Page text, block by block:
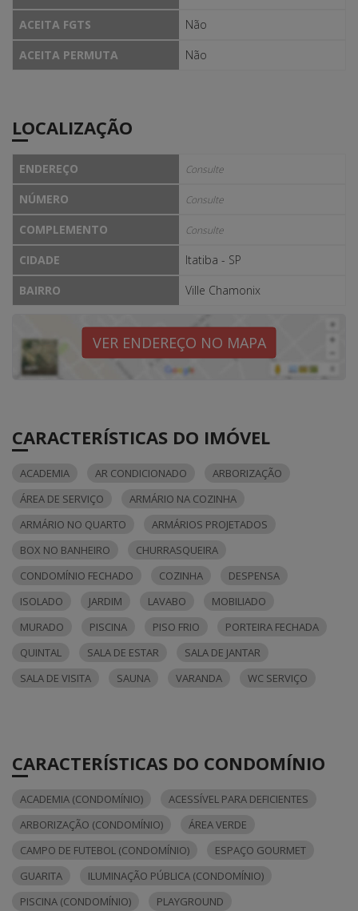
ACEITA FGTS
Não
ACEITA PERMUTA
Não
LOCALIZAÇÃO
ENDEREÇO Consulte
NÚMERO Consulte
COMPLEMENTO Consulte
CIDADE
Itatiba - SP
BAIRRO
Ville Chamonix
VER ENDEREÇO NO MAPA
CARACTERÍSTICAS DO IMÓVEL
ACADEMIA AR CONDICIONADO
ARBORIZAÇÃO
ÁREA DE SERVIÇO
ARMÁRIO NA COZINHA
ARMÁRIO NO QUARTO
ARMÁRIOS PROJETADOS
BOX NO BANHEIRO
CHURRASQUEIRA
CONDOMÍNIO FECHADO
COZINHA
DESPENSA
ISOLADO
JARDIM LAVABO
MOBILIADO
MURADO
PISCINA PISO FRIO
PORTEIRA FECHADA
QUINTAL
SALA DE ESTAR
SALA DE JANTAR
SALA DE VISITA
SAUNA VARANDA WC SERVIÇO
CARACTERÍSTICAS DO CONDOMÍNIO
ACADEMIA (CONDOMÍNIO)
ACESSÍVEL PARA DEFICIENTES
ARBORIZAÇÃO (CONDOMÍNIO)
ÁREA VERDE
CAMPO DE FUTEBOL (CONDOMÍNIO)
ESPAÇO GOURMET
GUARITA
ILUMINAÇÃO PÚBLICA (CONDOMÍNIO)
PISCINA (CONDOMÍNIO)
PLAYGROUND